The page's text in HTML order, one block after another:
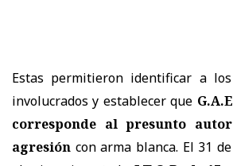
Estas permitieron identificar a los
involucrados y establecer que
corresponde al presunto
agresión con arma blanca. El 31